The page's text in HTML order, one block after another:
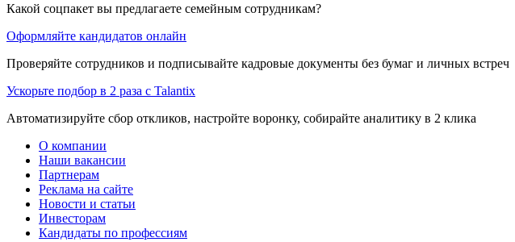
Какой соцпакет вы предлагаете семейным сотрудникам?
Оформляйте кандидатов онлайн
Проверяйте сотрудников и подписывайте кадровые документы без бумаг и личных встреч
Ускорьте подбор в 2 раза с Talantix
Автоматизируйте сбор откликов, настройте воронку, собирайте аналитику в 2 клика
О компании
Наши вакансии
Партнерам
Реклама на сайте
Новости и статьи
Инвесторам
Кандидаты по профессиям